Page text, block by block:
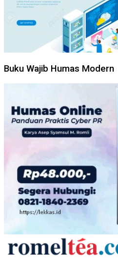
Buku Wajib Humas Modern